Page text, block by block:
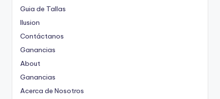
Guia de Tallas
Ilusion
Contáctanos
Ganancias
About
Ganancias
Acerca de Nosotros